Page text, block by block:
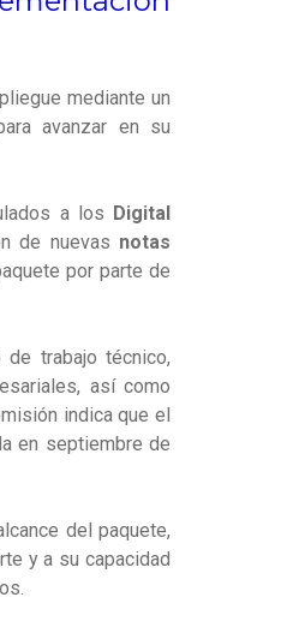
mediante un
avanzar en su
a los Digital
de nuevas notas
por parte de
trabajo técnico,
así como
indica que el
en septiembre de
del paquete,
y a su capacidad